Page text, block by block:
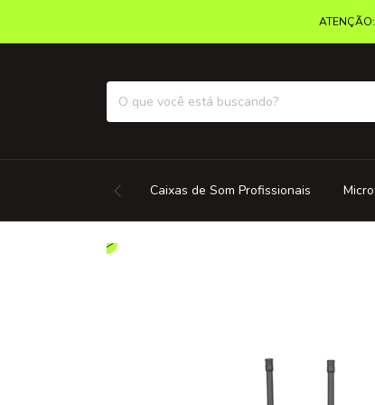
Caixas de Som Profissionais